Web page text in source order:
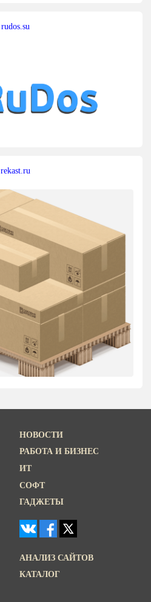
rudos.su
rekast.ru
НОВОСТИ
РАБОТА И БИЗНЕС
ИТ
СОФТ
ГАДЖЕТЫ
АНАЛИЗ САЙТОВ
КАТАЛОГ